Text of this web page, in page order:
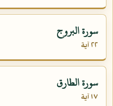
سورة البروج
٢٢ آية
سورة الطارق
١٧ آية